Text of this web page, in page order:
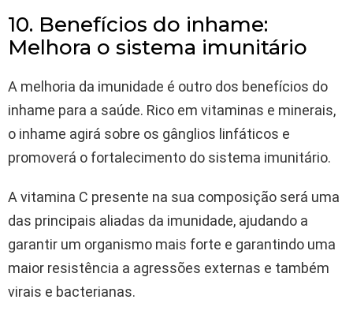
10. Benefícios do inhame:
Melhora o sistema imunitário
A melhoria da imunidade é outro dos benefícios do
inhame para a saúde. Rico em vitaminas e minerais,
o inhame agirá sobre os gânglios linfáticos e
promoverá o fortalecimento do sistema imunitário.
A vitamina C presente na sua composição será uma
das principais aliadas da imunidade, ajudando a
garantir um organismo mais forte e garantindo uma
maior resistência a agressões externas e também
virais e bacterianas.